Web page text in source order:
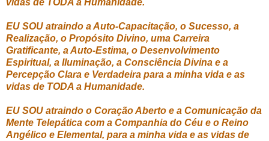
vidas de TODA a Humanidade.
EU SOU atraindo a Auto-Capacitação, o Sucesso, a
Realização, o Propósito Divino, uma Carreira
Gratificante, a Auto-Estima, o Desenvolvimento
Espiritual, a Iluminação, a Consciência Divina e a
Percepção Clara e Verdadeira para a minha vida e as
vidas de TODA a Humanidade.
EU SOU atraindo o Coração Aberto e a Comunicação da
Mente Telepática com a Companhia do Céu e o Reino
Angélico e Elemental, para a minha vida e as vidas de